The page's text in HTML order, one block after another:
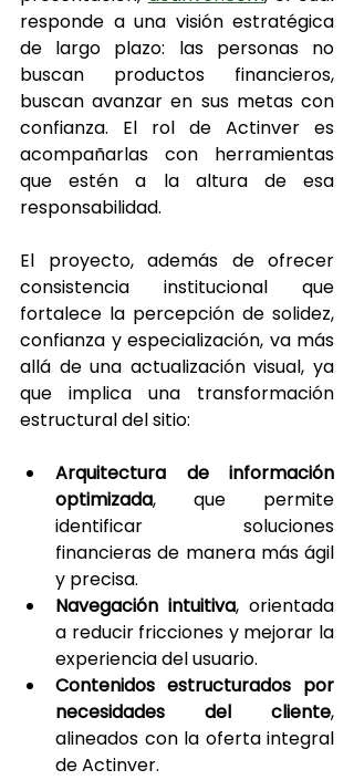
responde a una visión estratégica
de largo plazo: las personas no
buscan productos financieros,
buscan avanzar en sus metas con
confianza. El rol de Actinver es
acompañarlas con herramientas
que estén a la altura de esa
responsabilidad.
El proyecto, además de ofrecer
consistencia institucional que
fortalece la percepción de solidez,
confianza y especialización, va más
allá de una actualización visual, ya
que implica una transformación
estructural del sitio:
Arquitectura de información
optimizada, que permite
identificar soluciones
financieras de manera más ágil
y precisa.
Navegación intuitiva, orientada
a reducir fricciones y mejorar la
experiencia del usuario.
Contenidos estructurados por
necesidades del cliente,
alineados con la oferta integral
de Actinver.